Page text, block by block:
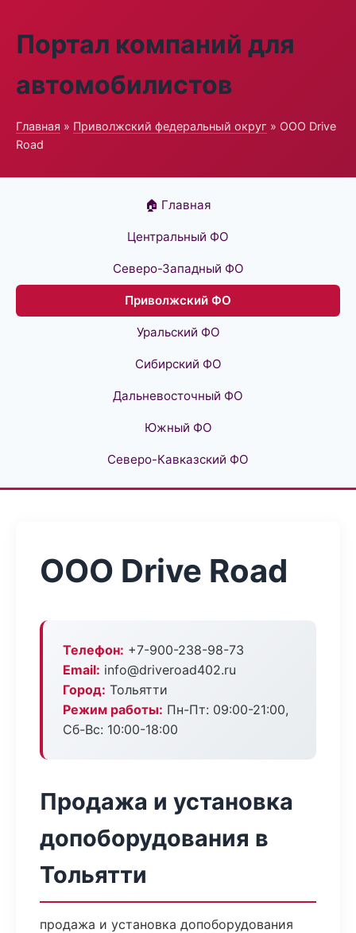
Портал компаний для
автомобилистов
Главная » Приволжский федеральный округ » ООО Drive
Road
🏠 Главная
Центральный ФО
Северо-Западный ФО
Приволжский ФО
Уральский ФО
Сибирский ФО
Дальневосточный ФО
Южный ФО
Северо-Кавказский ФО
ООО Drive Road
Телефон: +7-900-238-98-73
Email: info@driveroad402.ru
Город: Тольятти
Режим работы: Пн-Пт: 09:00-21:00,
Сб-Вс: 10:00-18:00
Продажа и установка
допоборудования в
Тольятти
продажа и установка допоборудования